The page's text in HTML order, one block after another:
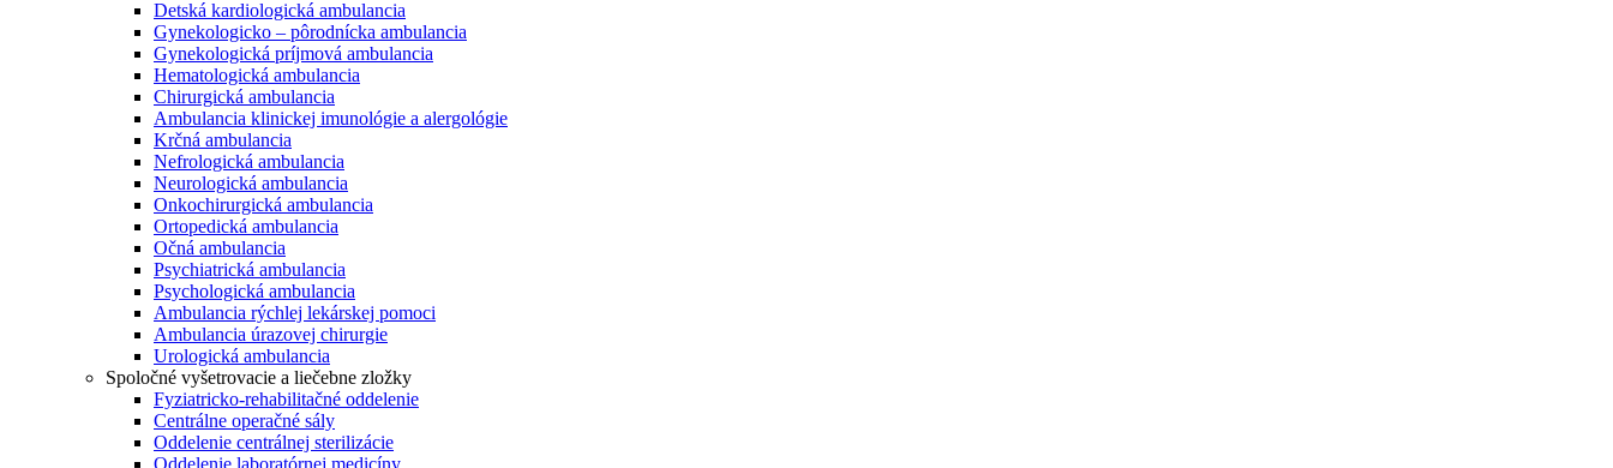
Detská kardiologická ambulancia
Gynekologicko – pôrodnícka ambulancia
Gynekologická príjmová ambulancia
Hematologická ambulancia
Chirurgická ambulancia
Ambulancia klinickej imunológie a alergológie
Krčná ambulancia
Nefrologická ambulancia
Neurologická ambulancia
Onkochirurgická ambulancia
Ortopedická ambulancia
Očná ambulancia
Psychiatrická ambulancia
Psychologická ambulancia
Ambulancia rýchlej lekárskej pomoci
Ambulancia úrazovej chirurgie
Urologická ambulancia
Spoločné vyšetrovacie a liečebne zložky
Fyziatricko-rehabilitačné oddelenie
Centrálne operačné sály
Oddelenie centrálnej sterilizácie
Oddelenie laboratórnej medicíny